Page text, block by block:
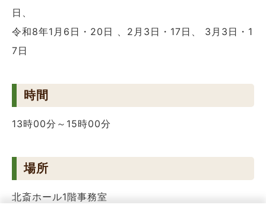
日、
令和8年1月6日・20日 、2月3日・17日、 3月3日・1
7日
時間
13時00分～15時00分
場所
北斎ホール1階事務室